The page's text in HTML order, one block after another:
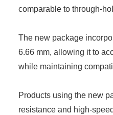
comparable to through-
The new package
6.66 mm, allowing it to
while maintaining
Products using the new
resistance and high-